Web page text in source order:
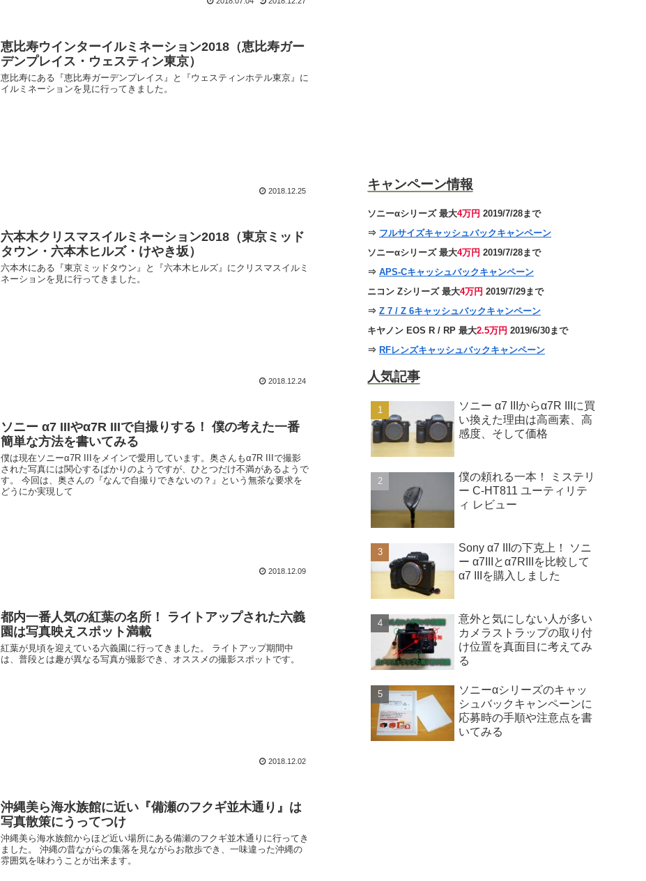
恵比寿ウインターイルミネーション2018（恵比寿ガー
デンプレイス・ウェスティン東京）
恵比寿にある『恵比寿ガーデンプレイス』と『ウェスティンホテル東京』に
イルミネーションを見に行ってきました。
2018.12.25
六本木クリスマスイルミネーション2018（東京ミッド
タウン・六本木ヒルズ・けやき坂）
六本木にある『東京ミッドタウン』と『六本木ヒルズ』にクリスマスイルミ
ネーションを見に行ってきました。
2018.12.24
ソニー α7 IIIやα7R IIIで自撮りする！ 僕の考えた一番
簡単な方法を書いてみる
僕は現在ソニーα7R IIIをメインで愛用しています。奥さんもα7R IIIで撮影
された写真には関心するばかりのようですが、ひとつだけ不満があるようで
す。 今回は、奥さんの『なんで自撮りできないの？』という無茶な要求を
どうにか実現して
2018.12.09
都内一番人気の紅葉の名所！ ライトアップされた六義
園は写真映えスポット満載
紅葉が見頃を迎えている六義園に行ってきました。 ライトアップ期間中
は、普段とは趣が異なる写真が撮影でき、オススメの撮影スポットです。
2018.12.02
沖縄美ら海水族館に近い『備瀬のフクギ並木通り』は
写真散策にうってつけ
沖縄美ら海水族館からほど近い場所にある備瀬のフクギ並木通りに行ってき
ました。 沖縄の昔ながらの集落を見ながらお散歩でき、一味違った沖縄の
雰囲気を味わうことが出来ます。
キャンペーン情報
ソニーαシリーズ 最大4万円 2019/7/28まで
⇒ フルサイズキャッシュバックキャンペーン
ソニーαシリーズ 最大4万円 2019/7/28まで
⇒ APS-Cキャッシュバックキャンペーン
ニコン Zシリーズ 最大4万円 2019/7/29まで
⇒ Z 7 / Z 6キャッシュバックキャンペーン
キヤノン EOS R / RP 最大2.5万円 2019/6/30まで
⇒ RFレンズキャッシュバックキャンペーン
人気記事
ソニー α7 IIIからα7R IIIに買
い換えた理由は高画素、高
感度、そして価格
僕の頼れる一本！ ミステリ
ー C-HT811 ユーティリテ
ィ レビュー
Sony α7 IIIの下克上！ ソニ
ー α7IIIとα7RIIIを比較して
α7 IIIを購入しました
意外と気にしない人が多い
カメラストラップの取り付
け位置を真面目に考えてみ
る
ソニーαシリーズのキャッ
シュバックキャンペーンに
応募時の手順や注意点を書
いてみる